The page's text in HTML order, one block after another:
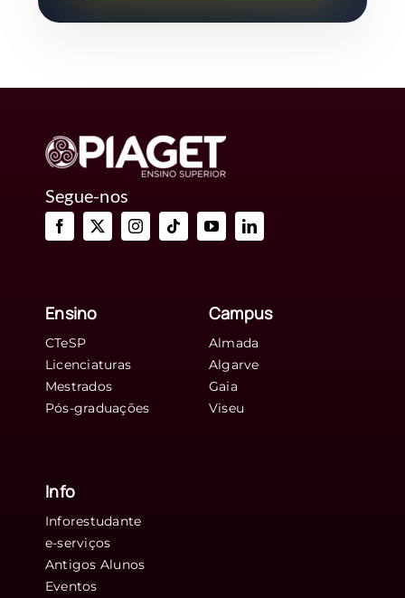
Segue-nos
Ensino
CTeSP
Licenciaturas
Mestrados
Pós-graduações
Campus
Almada
Algarve
Gaia
Viseu
Info
Inforestudante
e-serviços
Antigos Alunos
Eventos